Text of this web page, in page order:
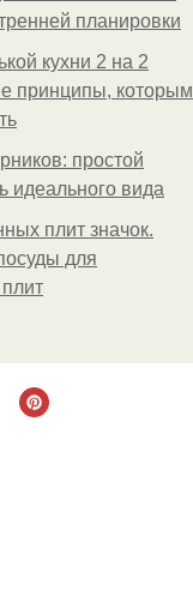
планировки
кухни 2 на 2
принципы, которым
простой
идеального вида
плит значок.
для